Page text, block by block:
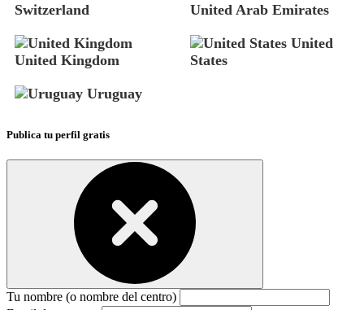
Switzerland United Arab Emirates
United Kingdom
United
States
Uruguay
Publica tu perfil gratis
Tu nombre (o nombre del centro)